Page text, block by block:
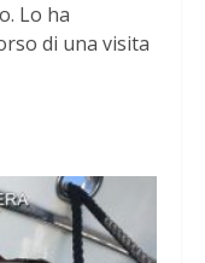
Lo ha
di una visita